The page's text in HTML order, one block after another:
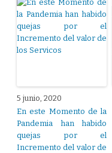
5 junio, 2020
En este Momento de la
Pandemia han habido
quejas por el
Incremento del valor de